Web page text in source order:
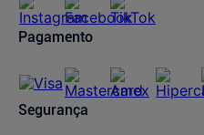
Pagamento
Segurança